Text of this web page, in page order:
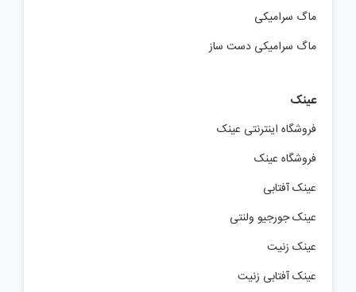
ماگ سرامیکی
ماگ سرامیکی دست ساز
عینک
فروشگاه اینترنتی عینک
فروشگاه عینک
عینک آفتابی
عینک جورجیو ولنتی
عینک زنیت
عینک آفتابی زنیت